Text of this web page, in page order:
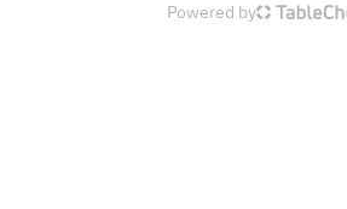
Powered by